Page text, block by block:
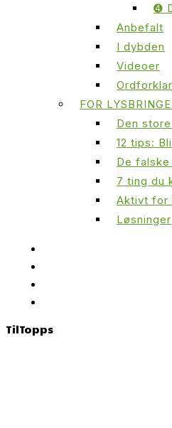
➍
Anbefalt
I dybden
Videoer
FOR
Den
12 tips:
De
7 ting du
Aktivt for
Løsninger
TilTopps